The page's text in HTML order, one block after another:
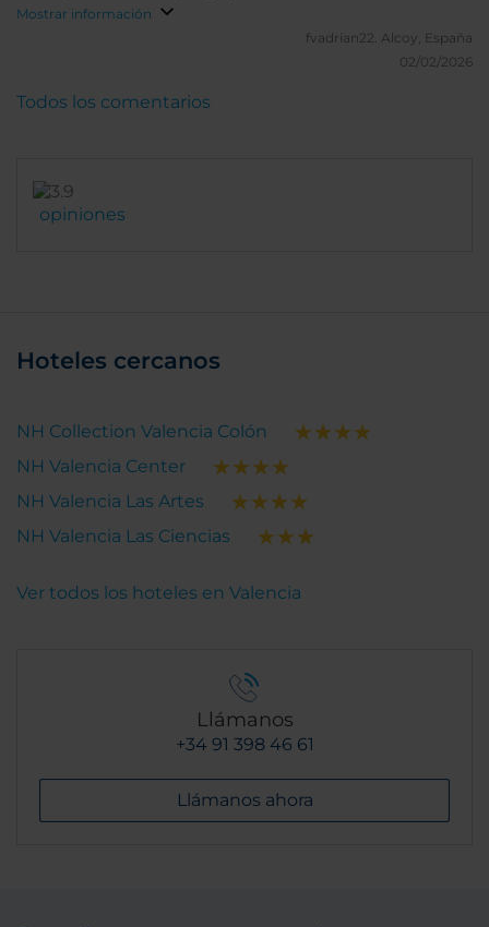
correcta es tu hotel
Mostrar información
fvadrian22. Alcoy, España
02/02/2026
opiniones
Todos los comentarios
Hoteles cercanos
NH Collection Valencia Colón
NH Valencia Center
NH Valencia Las Artes
NH Valencia Las Ciencias
Ver todos los hoteles en Valencia
Llámanos
+34 91 398 46 61
Llámanos ahora